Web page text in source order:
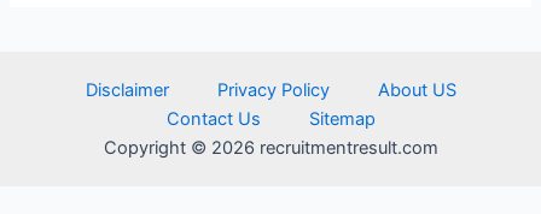
Disclaimer Privacy Policy
About US
Contact Us
Sitemap
Copyright © 2026 recruitmentresult.com